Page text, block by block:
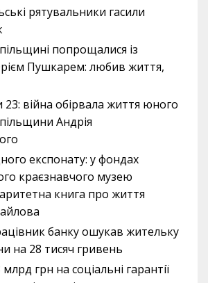
рятувальники гасили
попрощалися із
Пушкарем: любив життя,
війна обірвала життя юного
Андрія
експонату: у фондах
краєзнавчого музею
книга про життя
банку ошукав жительку
на 28 тисяч гривень
грн на соціальні гарантії